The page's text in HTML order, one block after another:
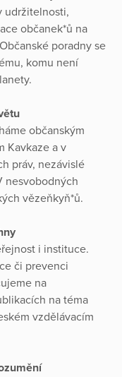
udržitelnosti,
občanek*ů na
poradny se
komu není
občanským
Kavkaze a v
práv, nezávislé
nesvobodných
vězeňkyň*ů.
i instituce.
či prevenci
na
na téma
vzdělávacím